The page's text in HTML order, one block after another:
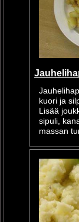
kuori ja
Lisää
sipuli,
massan